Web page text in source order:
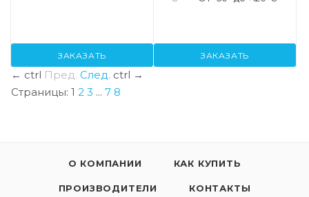
ЗАКАЗАТЬ ЗАКАЗАТЬ
← ctrl Пред. След. ctrl →
Страницы: 1 2 3 ... 7 8
О КОМПАНИИ КАК КУПИТЬ
ПРОИЗВОДИТЕЛИ КОНТАКТЫ